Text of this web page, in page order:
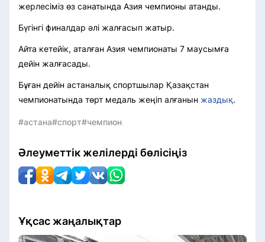
жерлесіміз өз санатында Азия чемпионы атанды.
Бүгінгі финалдар әлі жалғасып жатыр.
Айта кетейік, аталған Азия чемпионаты 7 маусымға
дейін жалғасады.
Бұған дейін астаналық спортшылар Қазақстан
чемпионатында төрт медаль жеңіп алғанын жаздық.
#астана#спорт#чемпион
Әлеуметтік желілерді бөлісіңіз
Ұқсас жаңалықтар